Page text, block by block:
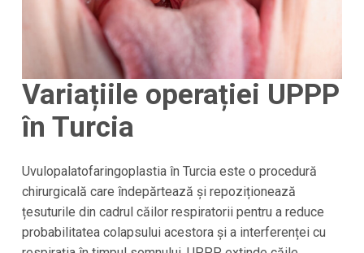
Variațiile operației UPPP
în Turcia
Uvulopalatofaringoplastia în Turcia este o procedură
chirurgicală care îndepărtează și repoziționează
țesuturile din cadrul căilor respiratorii pentru a reduce
probabilitatea colapsului acestora și a interferenței cu